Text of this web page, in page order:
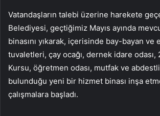
Vatandaşların talebi üzerine harekete
Belediyesi, geçtiğimiz Mayıs ayında
binasını yıkarak, içerisinde bay-bayan ve
tuvaletleri, çay ocağı, dernek idare odası,
Kursu, öğretmen odası, mutfak ve
bulunduğu yeni bir hizmet binası inşa
çalışmalara başladı.